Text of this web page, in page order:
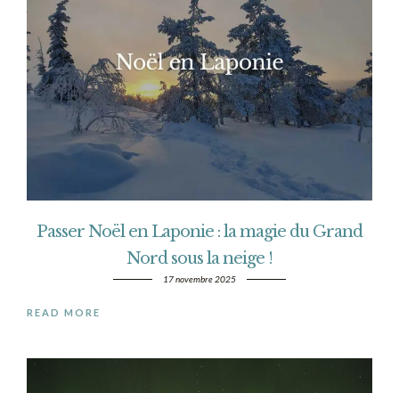
Passer Noël en Laponie : la magie du Grand
Nord sous la neige !
17 novembre 2025
READ MORE